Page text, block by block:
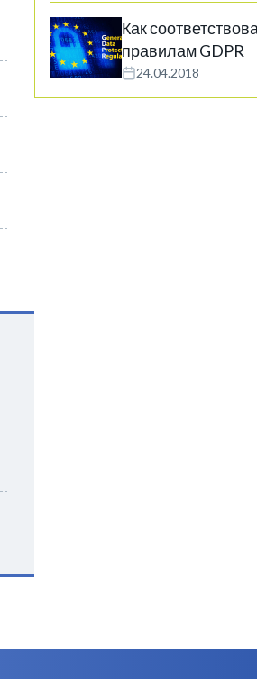
Как
правилам GDPR
24.04.2018